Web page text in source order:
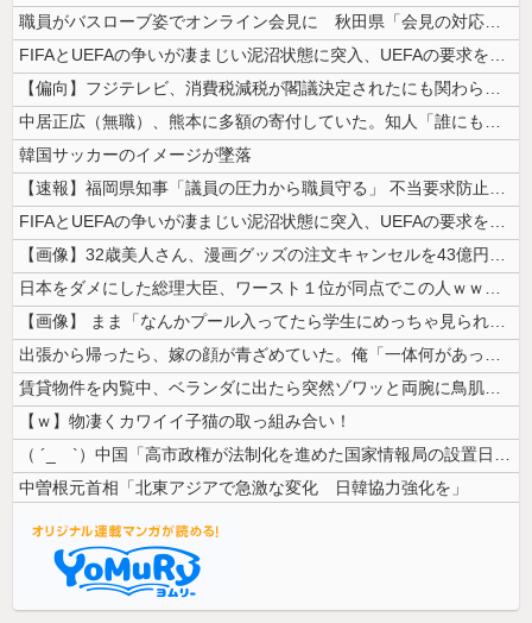
職員がバスローブ姿でオンライン会見に 秋田県「会見の対応に問題があった...
FIFAとUEFAの争いが凄まじい泥沼状態に突入、UEFAの要求を呑ん...
【偏向】フジテレビ、消費税減税が閣議決定されたにも関わらず、消費税減税...
中居正広（無職）、熊本に多額の寄付していた。知人「誰にも知られなくても...
韓国サッカーのイメージが墜落
【速報】福岡県知事「議員の圧力から職員守る」 不当要求防止の条例策定へ
FIFAとUEFAの争いが凄まじい泥沼状態に突入、UEFAの要求を呑ん...
【画像】32歳美人さん、漫画グッズの注文キャンセルを43億円分繰り返し...
日本をダメにした総理大臣、ワースト１位が同点でこの人ｗｗｗｗｗｗ
【画像】 まま「なんかプール入ってたら学生にめっちゃ見られたw」
出張から帰ったら、嫁の顔が青ざめていた。俺「一体何があったんだ？」嫁「...
賃貸物件を内覧中、ベランダに出たら突然ゾワッと両腕に鳥肌が出た。「やっ...
【ｗ】物凄くカワイイ子猫の取っ組み合い！
（ ´_ゝ`）中国「高市政権が法制化を進めた国家情報局の設置日が7月3...
中曽根元首相「北東アジアで急激な変化 日韓協力強化を」